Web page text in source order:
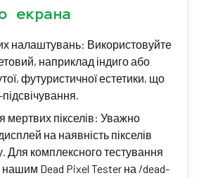
екрана
налаштувань: Використовуйте
наприклад індиго або
футуристичної естетики, що
мертвих пікселів: Уважно
на наявність пікселів
Для комплексного тестування
нашим Dead Pixel Tester на /dead-